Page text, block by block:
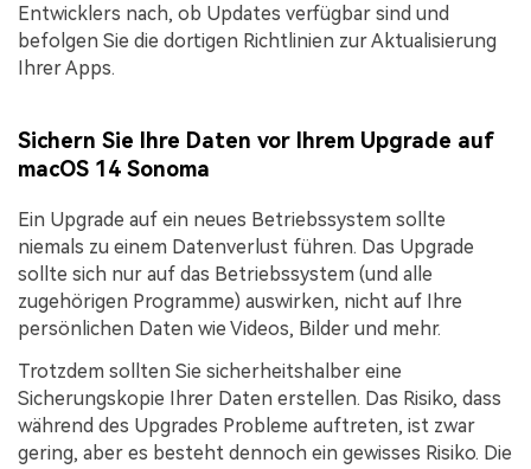
Entwicklers nach, ob Updates verfügbar sind und
befolgen Sie die dortigen Richtlinien zur Aktualisierung
Ihrer Apps.
Sichern Sie Ihre Daten vor Ihrem Upgrade auf
macOS 14 Sonoma
Ein Upgrade auf ein neues Betriebssystem sollte
niemals zu einem Datenverlust führen. Das Upgrade
sollte sich nur auf das Betriebssystem (und alle
zugehörigen Programme) auswirken, nicht auf Ihre
persönlichen Daten wie Videos, Bilder und mehr.
Trotzdem sollten Sie sicherheitshalber eine
Sicherungskopie Ihrer Daten erstellen. Das Risiko, dass
während des Upgrades Probleme auftreten, ist zwar
gering, aber es besteht dennoch ein gewisses Risiko. Die